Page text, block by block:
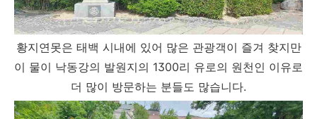
황지연못은 태백 시내에 있어 많은 관광객이 즐겨 찾지만
이 물이 낙동강의 발원지의 1300리 유로의 원천인 이유로
더 많이 방문하는 분들도 많습니다.